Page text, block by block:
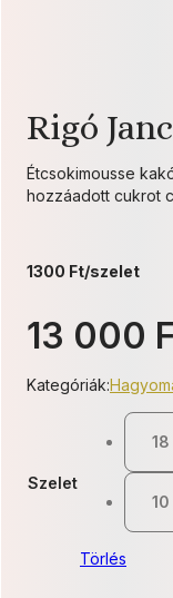
Rigó
Étcsokimousse
hozzáadott cukrot
1300 Ft/szelet
13 000
Kategóriák:
Szelet
18
10
Törlés